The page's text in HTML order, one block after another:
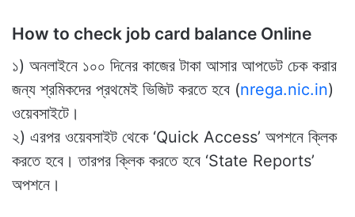
How to check job card balance Online
১) অনলাইনে ১০০ দিনের কাজের টাকা আসার আপডেট চেক করার
জন্য শ্রমিকদের প্রথমেই ভিজিট করতে হবে (nrega.nic.in)
ওয়েবসাইটে।
২) এরপর ওয়েবসাইট থেকে ‘Quick Access’ অপশনে ক্লিক
করতে হবে। তারপর ক্লিক করতে হবে ‘State Reports’
অপশনে।